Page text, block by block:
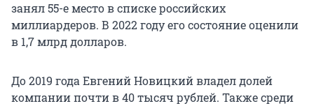
занял 55-е место в списке российских
миллиардеров. В 2022 году его состояние оценили
в 1,7 млрд долларов.
До 2019 года Евгений Новицкий владел долей
компании почти в 40 тысяч рублей. Также среди